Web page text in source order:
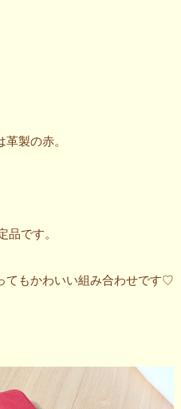
製の赤。
です。
てもかわいい組み合わせです♡